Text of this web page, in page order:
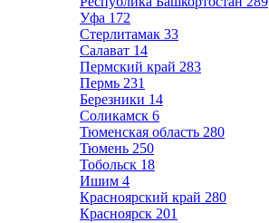
Уфа 172
Стерлитамак 33
Салават 14
Пермский край 283
Пермь 231
Березники 14
Соликамск 6
Тюменская область 280
Тюмень 250
Тобольск 18
Ишим 4
Красноярский край 280
Красноярск 201